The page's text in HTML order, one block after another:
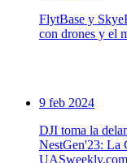
FlytBase y
con drones y el
9 feb 2024
DJI toma la
NestGen'23: La
UASweekly.com